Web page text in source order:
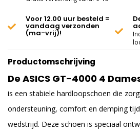
Voor 12.00 uur besteld =
vandaag verzonden
(ma-vrij)!
Productomschrijving
De ASICS GT-4000 4
is een stabiele hardloopschoen die
ondersteuning, comfort en demping
wedstrijd. Deze schoen is speciaal